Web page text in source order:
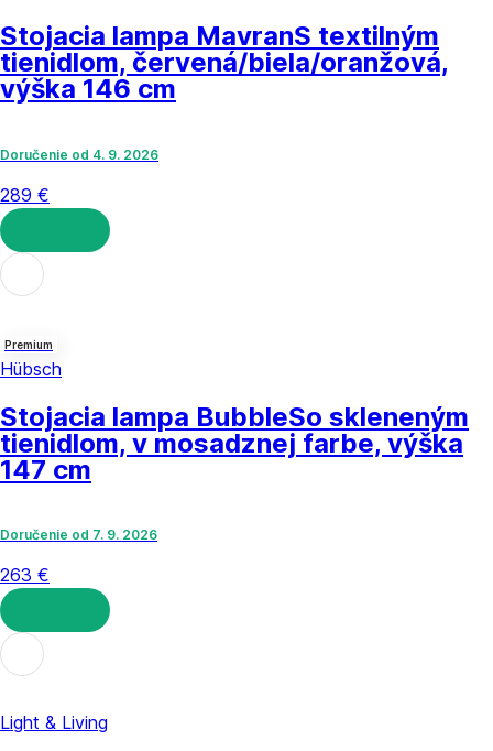
Stojacia lampa MavranS textilným
tienidlom, červená/biela/oranžová,
výška 146 cm
Doručenie od 4. 9. 2026
289 €
DO KOŠÍKA
Premium
Hübsch
Stojacia lampa BubbleSo skleneným
tienidlom, v mosadznej farbe, výška
147 cm
Doručenie od 7. 9. 2026
263 €
DO KOŠÍKA
Light & Living